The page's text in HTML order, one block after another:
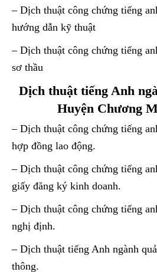
– Dịch thuật công chứng tiếng
hướng dẫn kỹ thuật
– Dịch thuật công chứng tiếng
sơ thầu
Dịch thuật tiếng Anh
Huyện Chương
– Dịch thuật công chứng tiếng
hợp đồng lao động.
– Dịch thuật công chứng tiếng
giấy đăng ký kinh doanh.
– Dịch thuật công chứng tiếng
nghị định.
– Dịch thuật tiếng Anh ngành
thông.